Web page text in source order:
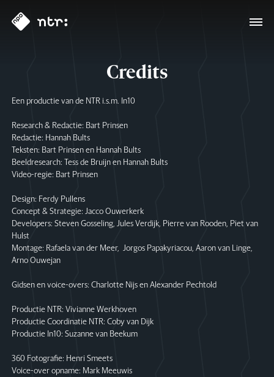
Credits
Een productie van de NTR i.s.m. In10
Research & Redactie: Bart Prinsen
Redactie: Hannah Bults
Teksten: Bart Prinsen en Hannah Bults
Beeldresearch: Tess de Bruijn en Hannah Bults
Video-regie: Bart Prinsen
Design: Ferdy Pullens
Concept & Strategie: Jacco Ouwerkerk
Developers: Steven Gosseling, Jules Verdijk, Pierre van Rooden, Piet van
Hulst
Montage: Rafaela van der Meer, Jorgos Papakyriacou, Aaron van Linge,
Arno Ouwejan
Gidsen en voice-overs: Charlotte Nijs en Alexander Pechtold
Productie NTR: Vivianne Werkhoven
Productie Coordinatie NTR: Coby van Dijk
Productie In10: Suzanne van Beekum
360 Fotografie: Henri Smeets
Voice-over opname: Mark Meeuwis